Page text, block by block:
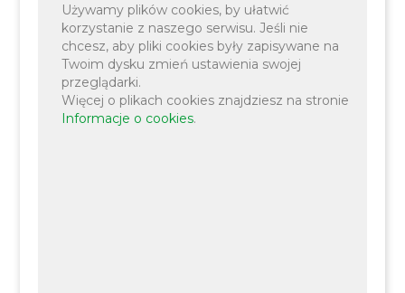
Używamy plików cookies, by ułatwić
korzystanie z naszego serwisu. Jeśli nie
chcesz, aby pliki cookies były zapisywane na
Twoim dysku zmień ustawienia swojej
przeglądarki.
Więcej o plikach cookies znajdziesz na stronie
Informacje o cookies.